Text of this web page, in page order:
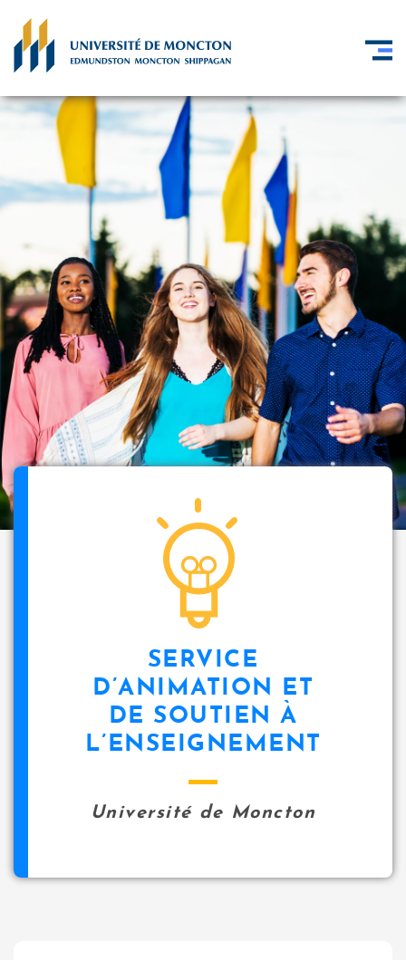
SERVICE
D’ANIMATION ET
DE SOUTIEN À
L’ENSEIGNEMENT
Université de Moncton